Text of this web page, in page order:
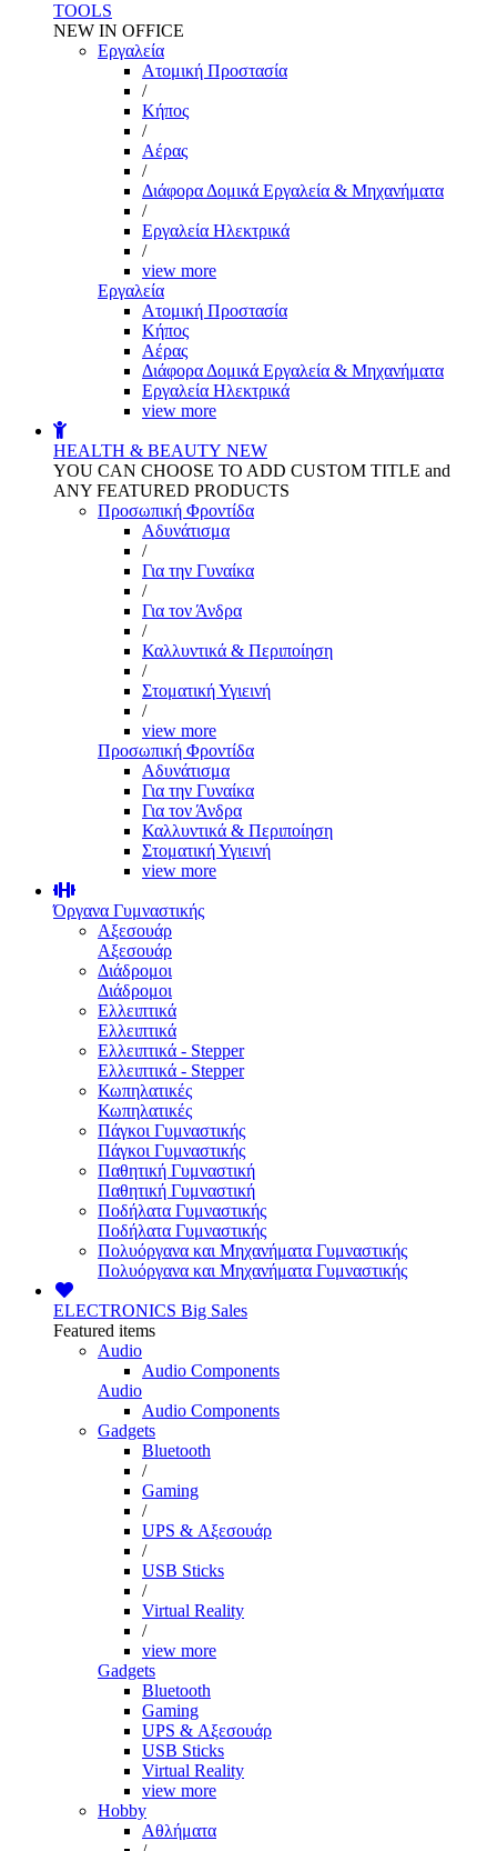
TOOLS
NEW IN OFFICE
Εργαλεία
Aτομική Προστασία
/
Kήπος
/
Αέρας
/
Διάφορα Δομικά Εργαλεία & Μηχανήματα
/
Εργαλεία Ηλεκτρικά
/
view more
Εργαλεία
Aτομική Προστασία
Kήπος
Αέρας
Διάφορα Δομικά Εργαλεία & Μηχανήματα
Εργαλεία Ηλεκτρικά
view more
HEALTH & BEAUTY NEW
YOU CAN CHOOSE TO ADD CUSTOM TITLE and
ANY FEATURED PRODUCTS
Προσωπική Φροντίδα
Αδυνάτισμα
/
Για την Γυναίκα
/
Για τον Άνδρα
/
Καλλυντικά & Περιποίηση
/
Στοματική Υγιεινή
/
view more
Προσωπική Φροντίδα
Αδυνάτισμα
Για την Γυναίκα
Για τον Άνδρα
Καλλυντικά & Περιποίηση
Στοματική Υγιεινή
view more
Όργανα Γυμναστικής
Αξεσουάρ
Αξεσουάρ
Διάδρομοι
Διάδρομοι
Ελλειπτικά
Ελλειπτικά
Ελλειπτικά - Stepper
Ελλειπτικά - Stepper
Κωπηλατικές
Κωπηλατικές
Πάγκοι Γυμναστικής
Πάγκοι Γυμναστικής
Παθητική Γυμναστική
Παθητική Γυμναστική
Ποδήλατα Γυμναστικής
Ποδήλατα Γυμναστικής
Πολυόργανα και Μηχανήματα Γυμναστικής
Πολυόργανα και Μηχανήματα Γυμναστικής
ELECTRONICS Big Sales
Featured items
Audio
Audio Components
Audio
Audio Components
Gadgets
Bluetooth
/
Gaming
/
UPS & Αξεσουάρ
/
USB Sticks
/
Virtual Reality
/
view more
Gadgets
Bluetooth
Gaming
UPS & Αξεσουάρ
USB Sticks
Virtual Reality
view more
Hobby
Αθλήματα